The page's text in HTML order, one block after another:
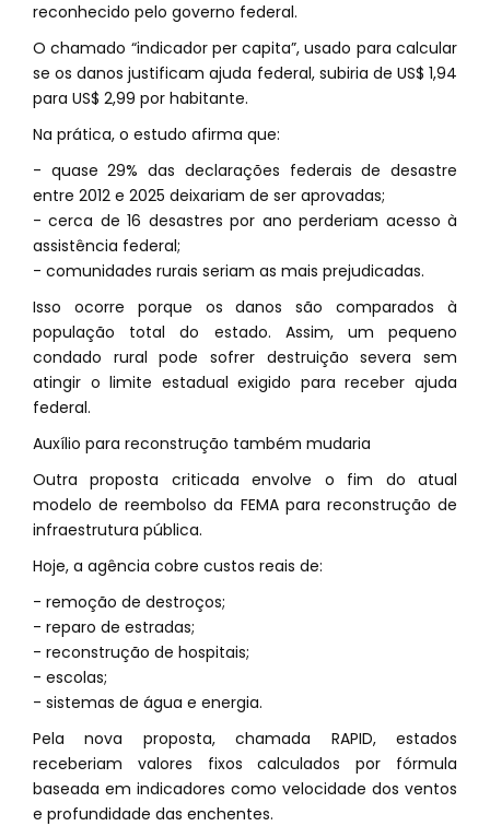
reconhecido pelo governo federal.
O chamado “indicador per capita”, usado para calcular
se os danos justificam ajuda federal, subiria de US$ 1,94
para US$ 2,99 por habitante.
Na prática, o estudo afirma que:
- quase 29% das declarações federais de desastre
entre 2012 e 2025 deixariam de ser aprovadas;
- cerca de 16 desastres por ano perderiam acesso à
assistência federal;
- comunidades rurais seriam as mais prejudicadas.
Isso ocorre porque os danos são comparados à
população total do estado. Assim, um pequeno
condado rural pode sofrer destruição severa sem
atingir o limite estadual exigido para receber ajuda
federal.
Auxílio para reconstrução também mudaria
Outra proposta criticada envolve o fim do atual
modelo de reembolso da FEMA para reconstrução de
infraestrutura pública.
Hoje, a agência cobre custos reais de:
- remoção de destroços;
- reparo de estradas;
- reconstrução de hospitais;
- escolas;
- sistemas de água e energia.
Pela nova proposta, chamada RAPID, estados
receberiam valores fixos calculados por fórmula
baseada em indicadores como velocidade dos ventos
e profundidade das enchentes.